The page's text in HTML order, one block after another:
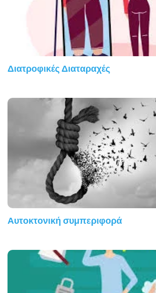
Διατροφικές Διαταραχές
Αυτοκτονική συμπεριφορά